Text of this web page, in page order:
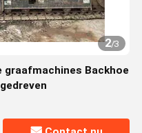
2/3
graafmachines Backhoe